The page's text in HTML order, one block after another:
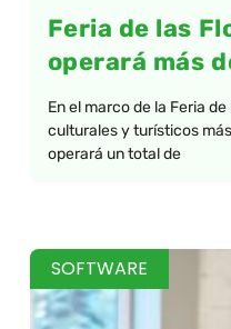
Feria de las
operará más
En el marco de la Feria
culturales y turísticos
operará un total de
SOFTWARE